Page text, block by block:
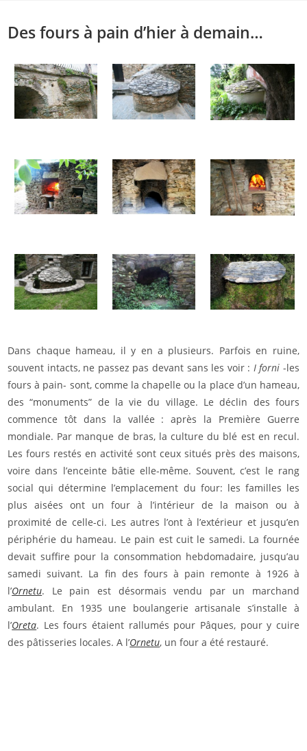
content
Des fours à pain d’hier à demain…
Dans chaque hameau, il y en a plusieurs. Parfois en ruine,
souvent intacts, ne passez pas devant sans les voir : I forni -les
fours à pain- sont, comme la chapelle ou la place d’un hameau,
des “monuments” de la vie du village. Le déclin des fours
commence tôt dans la vallée : après la Première Guerre
mondiale. Par manque de bras, la culture du blé est en recul.
Les fours restés en activité sont ceux situés près des maisons,
voire dans l’enceinte bâtie elle-même. Souvent, c’est le rang
social qui détermine l’emplacement du four: les familles les
plus aisées ont un four à l’intérieur de la maison ou à
proximité de celle-ci. Les autres l’ont à l’extérieur et jusqu’en
périphérie du hameau. Le pain est cuit le samedi. La fournée
devait suffire pour la consommation hebdomadaire, jusqu’au
samedi suivant. La fin des fours à pain remonte à 1926 à
l’Ornetu. Le pain est désormais vendu par un marchand
ambulant. En 1935 une boulangerie artisanale s’installe à
l’Oreta. Les fours étaient rallumés pour Pâques, pour y cuire
des pâtisseries locales. A l’Ornetu, un four a été restauré.